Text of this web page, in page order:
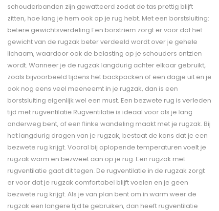
schouderbanden zijn gewatteerd zodat de tas prettig blijft
zitten, hoe lang je hem ook op je rug hebt. Met een borstsluiting:
betere gewichtsverdeling Een borstriem zorgt er voor dat het
gewicht van de rugzak beter verdeeld wordt over je gehele
lichaam, waardoor ook de belasting op je schouders ontzien
wordt. Wanneer je de rugzak langdurig achter elkaar gebruikt,
zoals bijvoorbeeld tijdens het backpacken of een dagje uit en je
ook nog eens veel meeneemt in je rugzak, dan is een
borstsluiting eigenlijk wel een must. Een bezwete rug is verleden
tijd met rugventilatie Rugventilatie is ideaal voor als je lang
onderweg bent, of een flinke wandeling maakt met je rugzak. Bij
het langdurig dragen van je rugzak, bestaat de kans dat je een
bezwete rug krijgt. Vooral bij oplopende temperaturen voelt je
rugzak warm en bezweet aan op je rug. Een rugzak met
rugventilatie gaat dit tegen. De rugventilatie in de rugzak zorgt
er voor dat je rugzak comfortabel blijft voelen en je geen
bezwete rug krijgt. Als je van plan bent om in warm weer de
rugzak een langere tijd te gebruiken, dan heeft rugventilatie